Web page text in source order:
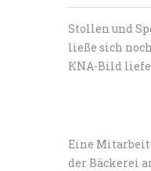
Stollen und
ließe sich
KNA-Bild
Eine
der Bäckerei